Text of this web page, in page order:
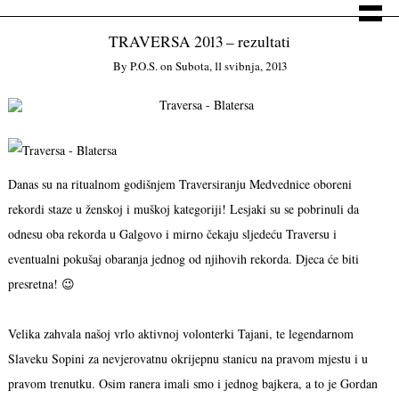
TRAVERSA 2013 – rezultati
By P.o.s.on Subota, 11 svibnja, 2013
Danas su na ritualnom godišnjem Traversiranju Medvednice oboreni
rekordi staze u ženskoj i muškoj kategoriji! Lesjaki su se pobrinuli da
odnesu oba rekorda u Galgovo i mirno čekaju sljedeću Traversu i
eventualni pokušaj obaranja jednog od njihovih rekorda. Djeca će biti
presretna! 😉
Velika zahvala našoj vrlo aktivnoj volonterki Tajani, te legendarnom
Slaveku Sopini za nevjerovatnu okrijepnu stanicu na pravom mjestu i u
pravom trenutku. Osim ranera imali smo i jednog bajkera, a to je Gordan